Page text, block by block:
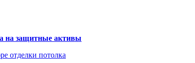
на защитные активы
отделки потолка